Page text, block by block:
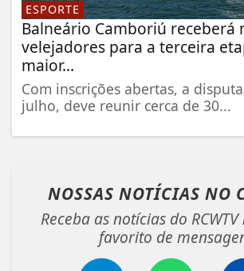
ESPORTE
Balneário Camboriú receberá
velejadores para a terceira
maior...
Com inscrições abertas, a
julho, deve reunir cerca de 30...
NOSSAS NOTÍCIAS NO
Receba as notícias do
favorito de